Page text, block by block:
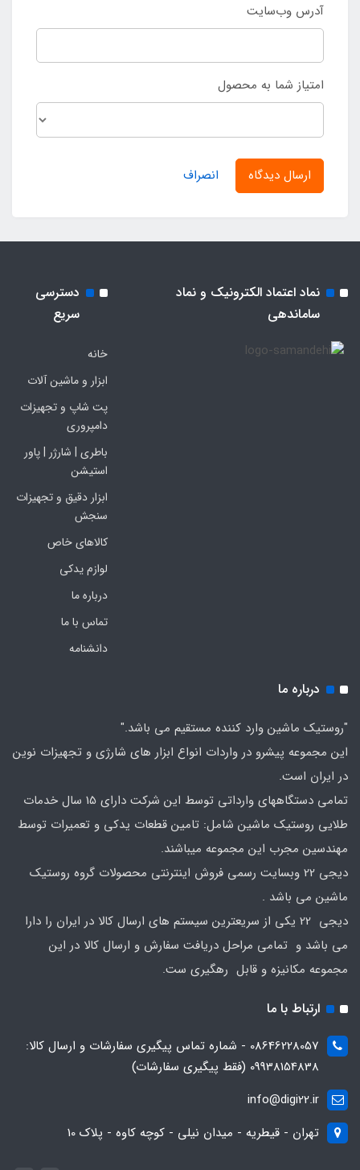
آدرس وب‌سایت
امتیاز شما به محصول
ارسال دیدگاه انصراف
نماد اعتماد الکترونیک و نماد
ساماندهی
دسترسی
سریع
خانه
ابزار و ماشین آلات
پت شاپ و تجهیزات
دامپروری
باطری | شارژر | پاور
استیشن
ابزار دقیق و تجهیزات
سنجش
کالاهای خاص
لوازم یدکی
درباره ما
تماس با ما
دانشنامه
درباره ما
"روستیک ماشین وارد کننده مستقیم می باشد."
این مجموعه پیشرو در واردات انواع ابزار های شارژی و تجهیزات نوین
در ایران است.
تمامی دستگاههای وارداتی توسط این شرکت دارای 15 سال خدمات
طلایی روستیک ماشین شامل: تامین قطعات یدکی و تعمیرات توسط
مهندسین مجرب این مجموعه میباشند.
دیجی 22 وبسایت رسمی فروش اینترنتی محصولات گروه روستیک
ماشین می باشد .
دیجی 22 یکی از سریعترین سیستم های ارسال کالا در ایران را دارا
می باشد و تمامی مراحل دریافت سفارش و ارسال کالا در این
مجموعه مکانیزه و قابل رهگیری ست.
ارتباط با ما
08646228057 - شماره تماس پیگیری سفارشات و ارسال کالا:
09938154838 (فقط پیگیری سفارشات)
info@digi22.ir
تهران - قیطریه - میدان نیلی - کوچه کاوه - پلاک 10